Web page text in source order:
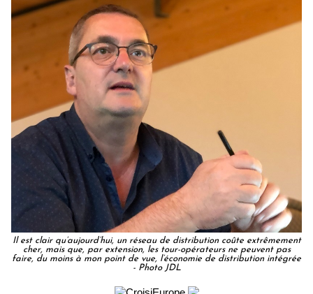
Il est clair qu’aujourd’hui, un réseau de distribution coûte extrêmement
cher, mais que, par extension, les tour-opérateurs ne peuvent pas
faire, du moins à mon point de vue, l’économie de distribution intégrée
- Photo JDL